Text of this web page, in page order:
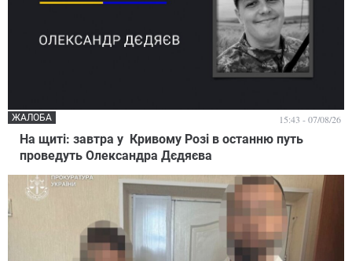
На щиті: завтра у Кривому Розі в останню путь
проведуть Олександра Дєдяєва
ЖАЛОБА 15:43 - 07/08/26